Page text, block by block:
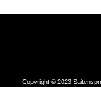
Copyright © 2023